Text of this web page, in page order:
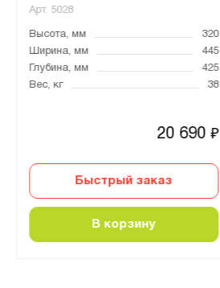
Арт. 5028
Высота, мм
320
Ширина, мм
445
Глубина, мм
425
Вес, кг
38
20 690₽
Быстрый заказ
В корзину